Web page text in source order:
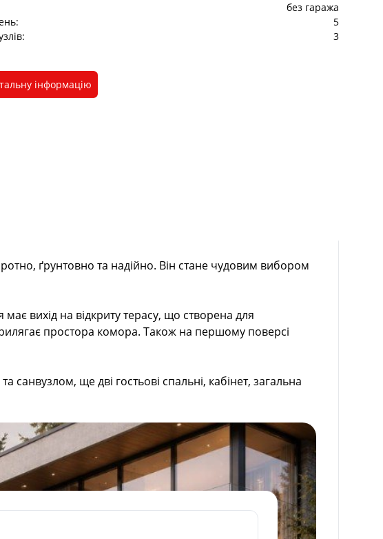
без гаража
5
3
інформацію
ґрунтовно та надійно. Він стане чудовим вибором
вихід на відкриту терасу, що створена для
простора комора. Також на першому поверсі
ще дві гостьові спальні, кабінет, загальна